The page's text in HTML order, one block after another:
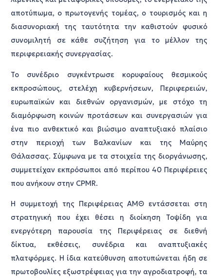
αποτύπωμα, ο πρωτογενής τομέας, ο τουρισμός και η
διασυνοριακή της ταυτότητα την καθιστούν φυσικό
συνομιλητή σε κάθε συζήτηση για το μέλλον της
περιφερειακής συνεργασίας.
Το συνέδριο συγκέντρωσε κορυφαίους θεσμικούς
εκπροσώπους, στελέχη κυβερνήσεων, Περιφερειών,
ευρωπαϊκών και διεθνών οργανισμών, με στόχο τη
διαμόρφωση κοινών προτάσεων και συνεργασιών για
ένα πιο ανθεκτικό και βιώσιμο αναπτυξιακό πλαίσιο
στην περιοχή των Βαλκανίων και της Μαύρης
Θάλασσας. Σύμφωνα με τα στοιχεία της διοργάνωσης,
συμμετείχαν εκπρόσωποι από περίπου 40 Περιφέρειες
που ανήκουν στην CPMR.
Η συμμετοχή της Περιφέρειας ΑΜΘ εντάσσεται στη
στρατηγική που έχει θέσει η διοίκηση Τοψίδη για
ενεργότερη παρουσία της Περιφέρειας σε διεθνή
δίκτυα, εκθέσεις, συνέδρια και αναπτυξιακές
πλατφόρμες. Η ίδια κατεύθυνση αποτυπώνεται ήδη σε
πρωτοβουλίες εξωστρέφειας για την αγροδιατροφή, τα